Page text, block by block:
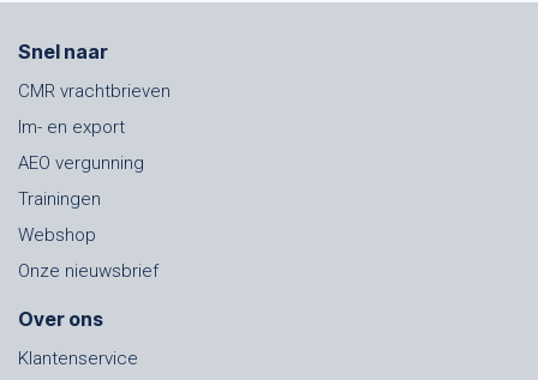
Snel naar
CMR vrachtbrieven
Im- en export
AEO vergunning
Trainingen
Webshop
Onze nieuwsbrief
Over ons
Klantenservice